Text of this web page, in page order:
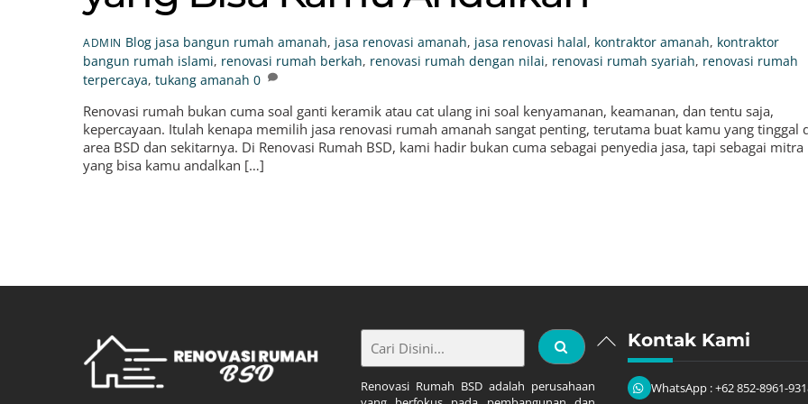
ADMIN Blog jasa bangun rumah amanah, jasa renovasi amanah, jasa renovasi halal, kontraktor amanah, kontraktor
bangun rumah islami, renovasi rumah berkah, renovasi rumah dengan nilai, renovasi rumah syariah, renovasi rumah
terpercaya, tukang amanah 0
Renovasi rumah bukan cuma soal ganti keramik atau cat ulang ini soal kenyamanan, keamanan, dan tentu saja,
kepercayaan. Itulah kenapa memilih jasa renovasi rumah amanah sangat penting, terutama buat kamu yang tinggal
area BSD dan sekitarnya. Di Renovasi Rumah BSD, kami hadir bukan cuma sebagai penyedia jasa, tapi sebagai mitra
yang bisa kamu andalkan […]
Back
Renovasi Rumah BSD adalah perusahaan
Kontak Kami
WhatsApp : +62 852-8961-